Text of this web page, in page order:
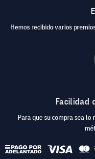
Hemos recibido varios
Facilidad
Para que su compra sea